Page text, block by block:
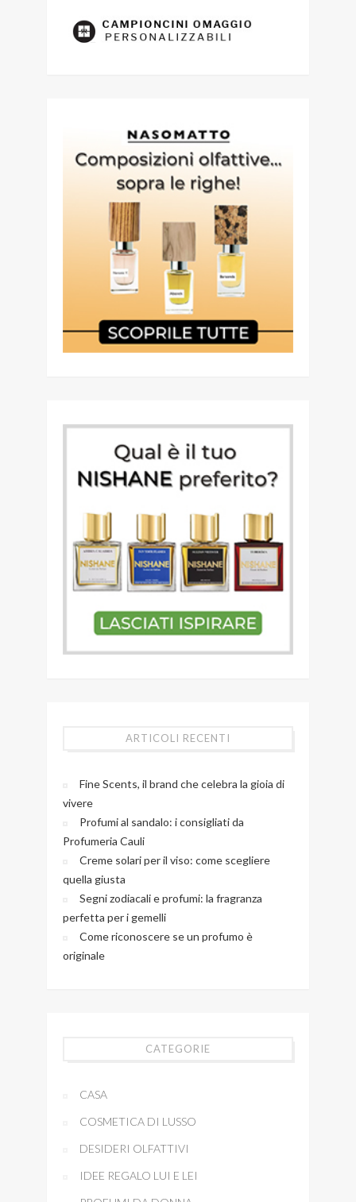
ARTICOLI RECENTI
Fine Scents, il brand che celebra la gioia di
vivere
Profumi al sandalo: i consigliati da
Profumeria Cauli
Creme solari per il viso: come scegliere
quella giusta
Segni zodiacali e profumi: la fragranza
perfetta per i gemelli
Come riconoscere se un profumo è
originale
CATEGORIE
CASA
COSMETICA DI LUSSO
DESIDERI OLFATTIVI
IDEE REGALO LUI E LEI